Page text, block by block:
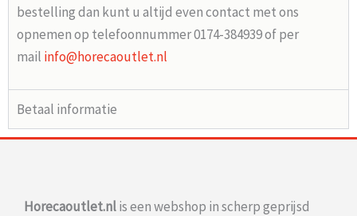
bestelling dan kunt u altijd even contact met ons
opnemen op telefoonnummer 0174-384939 of per
mail info@horecaoutlet.nl
Betaal informatie
Horecaoutlet.nlis een webshop in scherp geprijsd